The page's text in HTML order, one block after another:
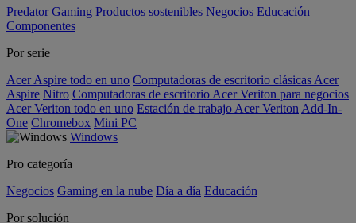
Predator Gaming Productos sostenibles Negocios Educación
Componentes
Por serie
Acer Aspire todo en uno Computadoras de escritorio clásicas Acer
Aspire Nitro Computadoras de escritorio Acer Veriton para negocios
Acer Veriton todo en uno Estación de trabajo Acer Veriton Add-In-
One Chromebox Mini PC
Windows
Pro categoría
Negocios Gaming en la nube Día a día Educación
Por solución